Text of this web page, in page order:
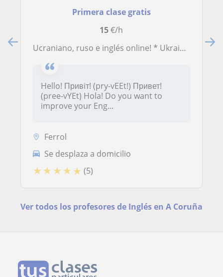
Primera clase gratis
15€/h
Ucraniano, ruso e inglés online! * Ukrainian, Russian and English Online!
Hello! Привiт! (pry-vEEt!) Привет!
(pree-vYEt) Hola! Do you want to
improve your Eng...
Ferrol
Se desplaza a domicilio
★ ★ ★ ★ ★ (5)
Ver todos los profesores de Inglés en A Coruña